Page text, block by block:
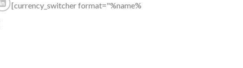
[currency_switcher format="%name%